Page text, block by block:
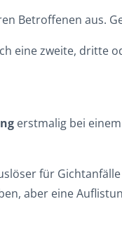
Betroffenen aus.
eine zweite, dritte
erstmalig bei
für
aber eine